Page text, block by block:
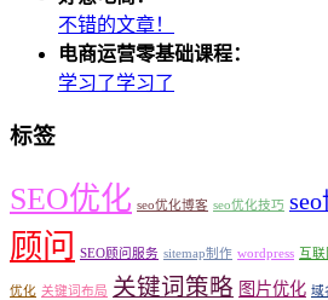
不错的文章！
电商运营零基础课程：
学习了学习了
标签
SEO优化 seo优化博客 seo优化技巧
顾问
SEO顾问服务 sitemap制作 wordpress 互
优化 关键词布局 关键词策略 图片优化 域